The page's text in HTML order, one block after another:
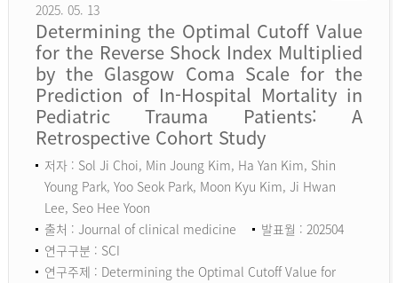
2025. 05. 13
Determining the Optimal Cutoff Value
for the Reverse Shock Index Multiplied
by the Glasgow Coma Scale for the
Prediction of In-Hospital Mortality in
Pediatric Trauma Patients: A
Retrospective Cohort Study
저자 : Sol Ji Choi, Min Joung Kim, Ha Yan Kim, Shin
Young Park, Yoo Seok Park, Moon Kyu Kim, Ji Hwan
Lee, Seo Hee Yoon
출처 : Journal of clinical medicine
발표월 : 202504
연구구분 : SCI
연구주제 : Determining the Optimal Cutoff Value for